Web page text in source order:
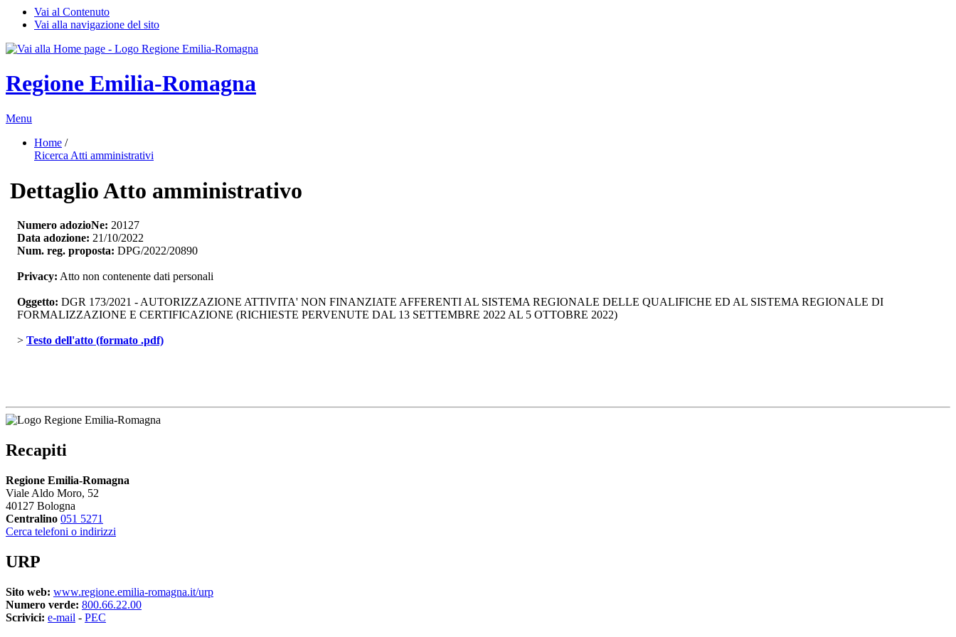
Vai al Contenuto
Vai alla navigazione del sito
Regione Emilia-Romagna
Menu
Home /
Ricerca Atti amministrativi
Dettaglio Atto amministrativo
Numero adozioNe: 20127
Data adozione: 21/10/2022
Num. reg. proposta: DPG/2022/20890
Privacy: Atto non contenente dati personali
Oggetto: DGR 173/2021 - AUTORIZZAZIONE ATTIVITA' NON FINANZIATE AFFERENTI AL SISTEMA REGIONALE DELLE QUALIFICHE ED AL SISTEMA REGIONALE DI
FORMALIZZAZIONE E CERTIFICAZIONE (RICHIESTE PERVENUTE DAL 13 SETTEMBRE 2022 AL 5 OTTOBRE 2022)
> Testo dell'atto (formato .pdf)
Recapiti
Regione Emilia-Romagna
Viale Aldo Moro, 52
40127 Bologna
Centralino 051 5271
Cerca telefoni o indirizzi
URP
Sito web: www.regione.emilia-romagna.it/urp
Numero verde: 800.66.22.00
Scrivici: e-mail - PEC